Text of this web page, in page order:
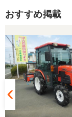
おすすめ掲載